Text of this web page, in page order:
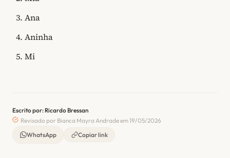
Ana
Aninha
Mi
Escrito por: Ricardo Bressan
Revisado por Bianca Mayra Andrade em 19/05/2026
WhatsApp
Copiar link